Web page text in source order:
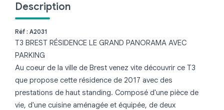
Description
Réf : A2031
T3 BREST RÉSIDENCE LE GRAND PANORAMA AVEC
PARKING
Au coeur de la ville de Brest venez vite découvrir ce T3
que propose cette résidence de 2017 avec des
prestations de haut standing. Composé d'une pièce de
vie, d'une cuisine aménagée et équipée, de deux